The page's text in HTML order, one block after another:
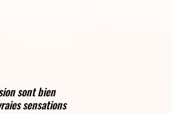
sont bien
sensations